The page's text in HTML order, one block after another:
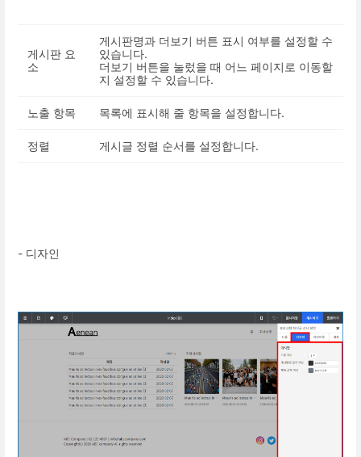
게시판 요
소
게시판명과 더보기 버튼 표시 여부를 설정할 수
있습니다.
더보기 버튼을 눌렀을 때 어느 페이지로 이동할
지 설정할 수 있습니다.
노출 항목 목록에 표시해 줄 항목을 설정합니다.
정렬 게시글 정렬 순서를 설정합니다.
- 디자인